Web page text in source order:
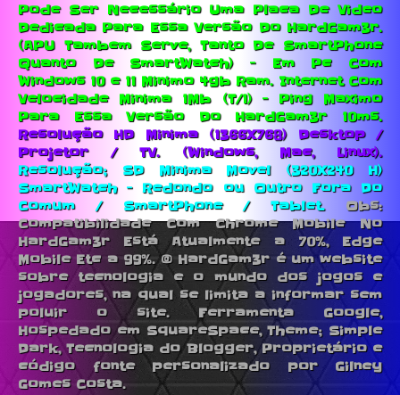
Pode Ser Necessário Uma Placa De Video
Dedicada Para Essa Versão Do HardGam3r.
(APU Tambem Serve, Tanto De SmartPhone
Quanto De SmartWatch) - Em Pc Com
Windows 10 e 11 Minimo 4gb Ram. Internet Com
Velocidade Minima 1Mb (T/1) - Ping Maximo
Para Essa Versão Do HardGam3r 10ms.
Resolução HD Minima (1366X768) Desktop /
Projetor / TV. (Windows, Mac, Linux).
Resolução; SD Minima Movel (320X240 H)
SmartWatch - Redondo ou Outro Fora Do
Comum / SmartPhone / Tablet.Obs:
Compatibilidade Com Chrome Mobile No
HardGam3r Está Atualmente a 70%, Edge
Mobile Etc a 99%. © HardGam3r é um website
sobre tecnologia e o mundo dos jogos e
jogadores, na qual se limita a informar sem
poluir o site. Ferramenta Google,
Hospedado em SquareSpace, Theme; Simple
Dark, Tecnologia do Blogger, Proprietário e
código fonte personalizado por Gilney
Gomes Costa.